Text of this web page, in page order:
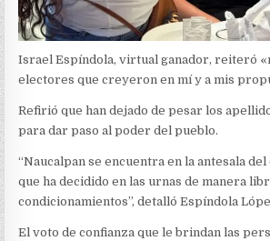
Israel Espíndola, virtual ganador, reiteró
electores que creyeron en mí y a mis
Refirió que han dejado de pesar los
para dar paso al poder del pueblo.
“Naucalpan se encuentra en la antesala
que ha decidido en las urnas de manera
condicionamientos”, detalló Espíndola
El voto de confianza que le brindan las